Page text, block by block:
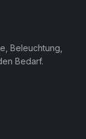
Beleuchtung,
Bedarf.